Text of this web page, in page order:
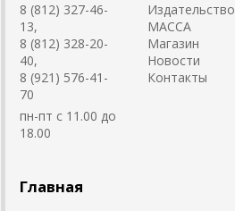
8 (812) 327-46-
13,
8 (812) 328-20-
40,
8 (921) 576-41-
70
пн-пт с 11.00 до
18.00
Издательство
MACCA
Магазин
Новости
Контакты
Главная